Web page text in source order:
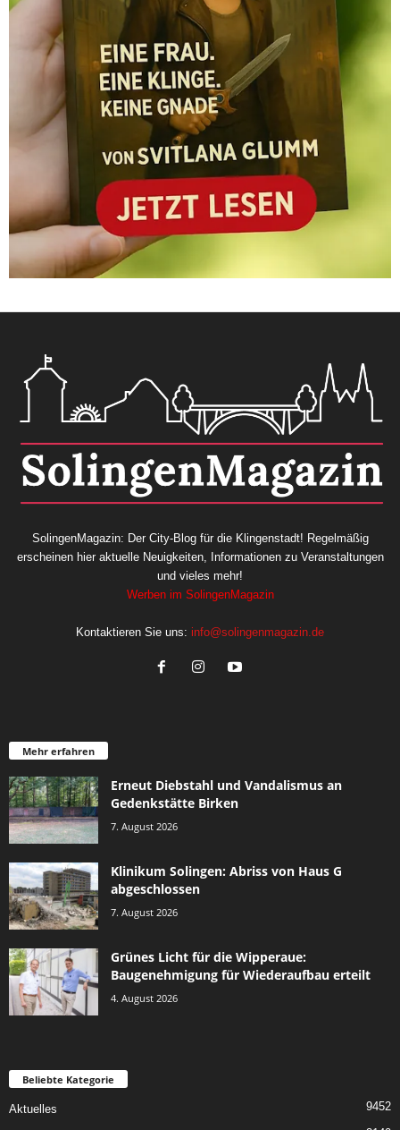
SolingenMagazin: Der City-Blog für die Klingenstadt! Regelmäßig
erscheinen hier aktuelle Neuigkeiten, Informationen zu Veranstaltungen
und vieles mehr!
Werben im SolingenMagazin
Kontaktieren Sie uns: info@solingenmagazin.de
Mehr erfahren
Erneut Diebstahl und Vandalismus an
Gedenkstätte Birken
7. August 2026
Klinikum Solingen: Abriss von Haus G
abgeschlossen
7. August 2026
Grünes Licht für die Wipperaue:
Baugenehmigung für Wiederaufbau erteilt
4. August 2026
Beliebte Kategorie
Aktuelles 9452